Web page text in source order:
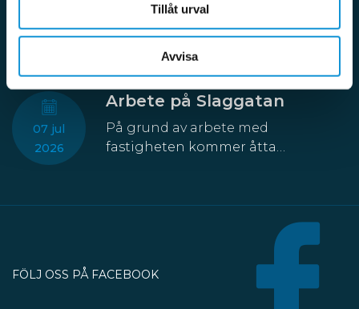
Tillåt urval
Avvisa
Aktuellt
07 jul
2026
Arbete på Slaggatan
På grund av arbete med
fastigheten kommer åtta
nordöstra sidan av Slaggatan
enligt kartbilden här ovan får
fordon inte stannas eller parkeras
under perioden 13 juli till 30
oktober.
FÖLJ OSS PÅ FACEBOOK